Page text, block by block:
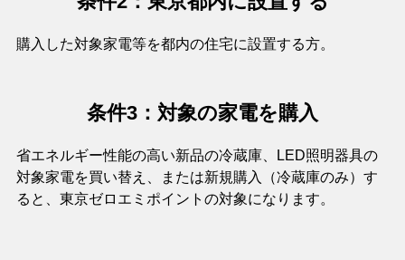
購入した対象家電等を都内の住宅に設置する方。
条件3：対象の家電を購入
省エネルギー性能の高い新品の冷蔵庫、LED照明器具の
対象家電を買い替え、または新規購入（冷蔵庫のみ）す
ると、東京ゼロエミポイントの対象になります。